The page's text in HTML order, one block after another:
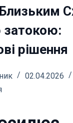
рішення
02.04.2026